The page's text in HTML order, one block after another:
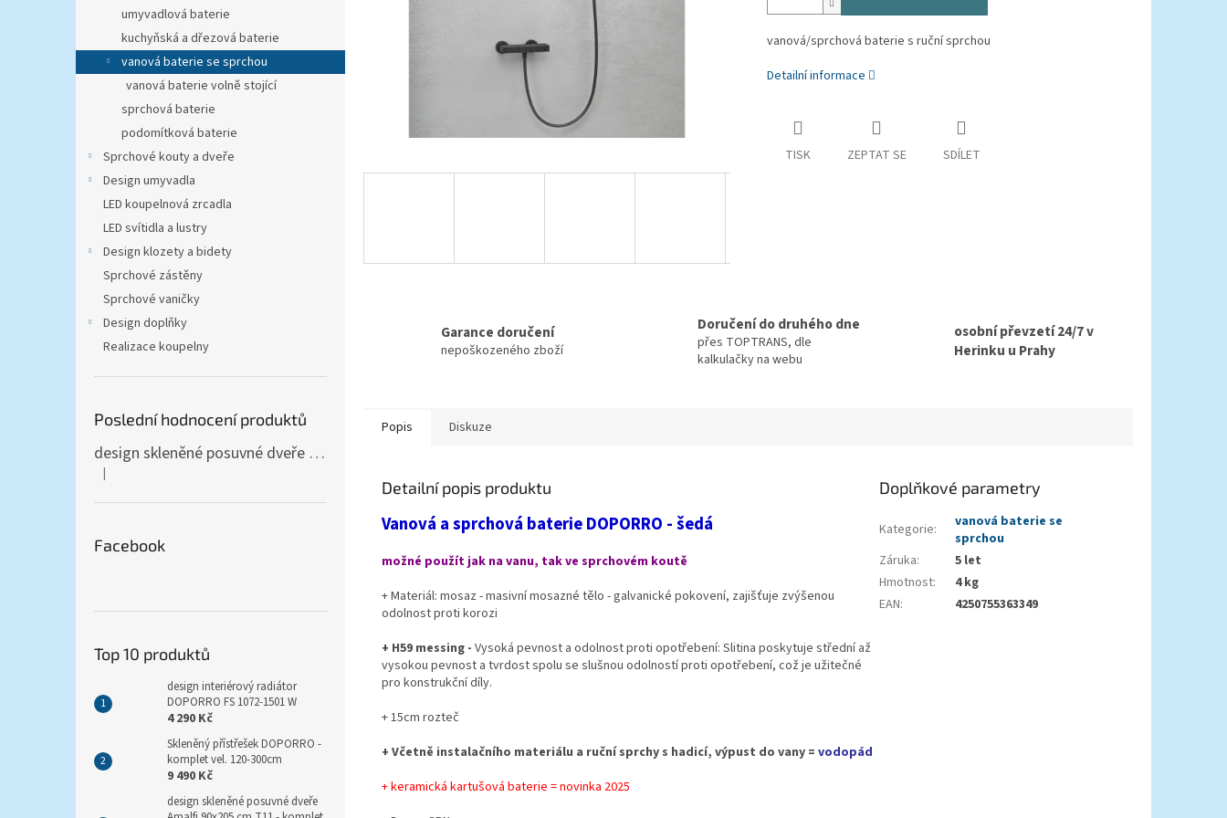
l
umyvadlová baterie
kuchyňská a dřezová baterie
vanová baterie se sprchou
vanová baterie volně stojící
sprchová baterie
podomítková baterie
Sprchové kouty a dveře
Design umyvadla
LED koupelnová zrcadla
LED svítidla a lustry
Design klozety a bidety
Sprchové zástěny
Sprchové vaničky
Design doplňky
Realizace koupelny
Poslední hodnocení produktů
design skleněné posuvné dveře Amalfi 90x205 cm T12 - komplet AKCE
Hodnocení produktu je 5 z 5 hvězdiček.
|
Facebook
Top 10 produktů
design interiérový radiátor
DOPORRO FS 1072-1501 W
4 290 Kč
Skleněný přístřešek DOPORRO -
komplet vel. 120-300cm
9 490 Kč
design skleněné posuvné dveře
vanová/sprchová baterie s ruční sprchou
Detailní informace
TISK ZEPTAT SE SDÍLET
Garance doručení
nepoškozeného zboží
Doručení do druhého dne
přes TOPTRANS, dle
kalkulačky na webu
osobní převzetí 24/7 v
Herinku u Prahy
Popis Diskuze
Detailní popis produktu
Vanová a sprchová baterie DOPORRO - šedá
možné použít jak na vanu, tak ve sprchovém koutě
+ Materiál: mosaz - masivní mosazné tělo - galvanické pokovení, zajišťuje zvýšenou
odolnost proti korozi
+ H59 messing - Vysoká pevnost a odolnost proti opotřebení: Slitina poskytuje střední až
vysokou pevnost a tvrdost spolu se slušnou odolností proti opotřebení, což je užitečné
pro konstrukční díly.
+ 15cm rozteč
+ Včetně instalačního materiálu a ruční sprchy s hadicí, výpust do vany = vodopád
+ keramická kartušová baterie = novinka 2025
Doplňkové parametry
Kategorie:
vanová baterie se
sprchou
Záruka:
5 let
Hmotnost:
4 kg
EAN: 4250755363349